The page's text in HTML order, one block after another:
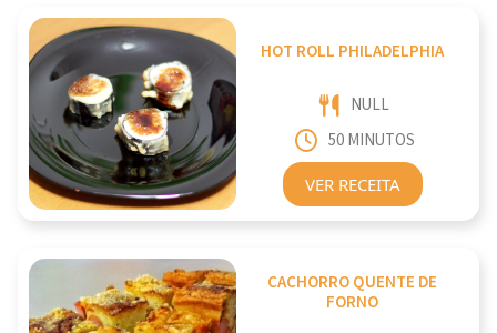
HOT ROLL PHILADELPHIA
NULL
50 MINUTOS
VER RECEITA
CACHORRO QUENTE DE
FORNO